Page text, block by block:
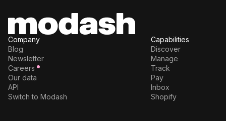
Company
Blog
Newsletter
Careers
Our data
API
Switch to Modash
Capabilities
Discover
Manage
Track
Pay
Inbox
Shopify